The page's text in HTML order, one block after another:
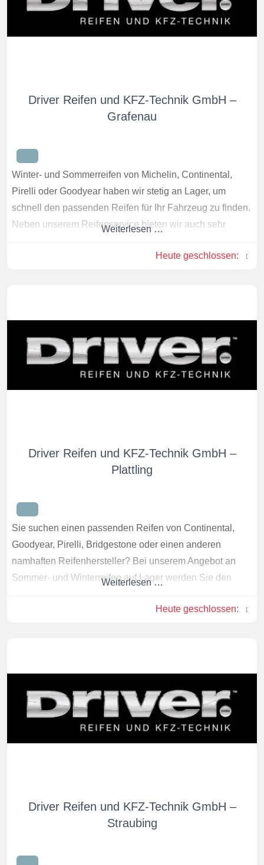
Driver Reifen und KFZ-Technik GmbH –
Grafenau
Winter- und Sommerreifen von Michelin, Continental,
Pirelli oder Goodyear haben wir stetig an Lager, um
schnell den passenden Reifen für Ihr Fahrzeug zu finden.
Neben unserem Reifenservice bieten wir auch sehr
Weiterlesen …
Heute geschlossen:
Driver Reifen und KFZ-Technik GmbH –
Plattling
Sie suchen einen passenden Reifen von Continental,
Goodyear, Pirelli, Bridgestone oder einen anderen
namhaften Reifenhersteller? Bei unserem Angebot an
Sommer- und Winterreifen auf Lager werden Sie den
gerne – auch im Kfz-Service-Bereich.
Weiterlesen …
Heute geschlossen:
Driver Reifen und KFZ-Technik GmbH –
Straubing